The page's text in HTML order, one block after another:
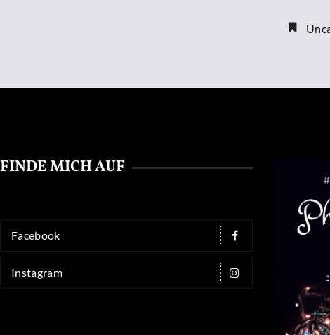
FINDE MICH AUF
Facebook
Instagram